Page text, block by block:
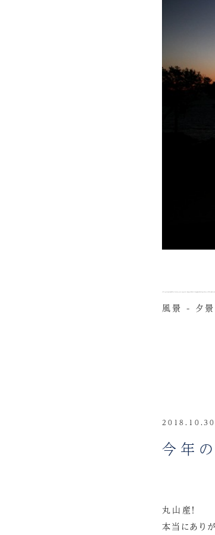
風景 - 夕景
今年
丸山産！
本当にあり